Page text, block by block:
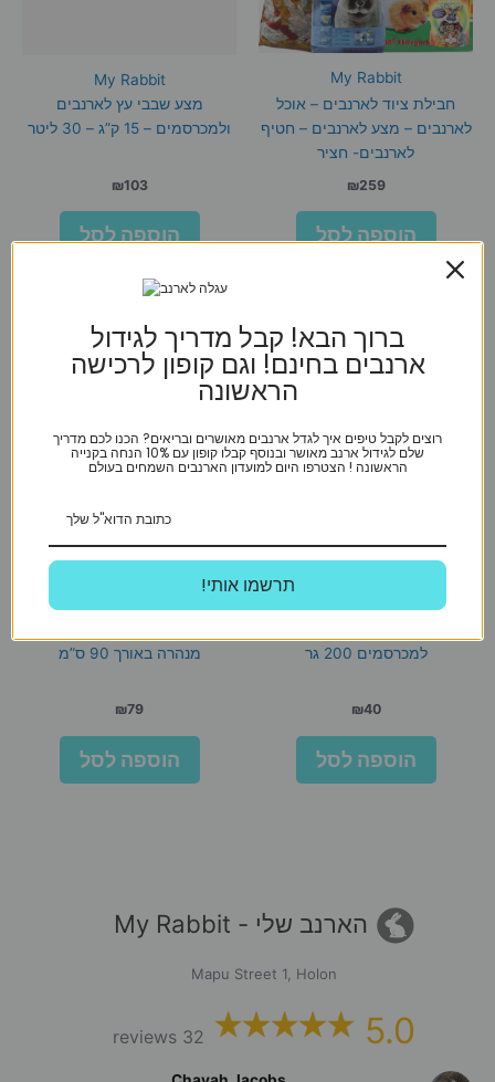
My Rabbit
חבילת ציוד לארנבים – אוכל
לארנבים – מצע לארנבים – חטיף
לארנבים- חציר
₪259
הוספה לסל
My Rabbit
מצע שבבי עץ לארנבים
ולמכרסמים – 15 ק”ג – 30 ליטר
₪103
הוספה לסל
למכרסמים 200 גר
₪40
הוספה לסל
מנהרה באורך 90 ס”מ
₪79
הוספה לסל
הארנב שלי - My Rabbit
Mapu Street 1, Holon
5.0
32 reviews
ברוך הבא! קבל מדריך לגידול
ארנבים בחינם! וגם קופון לרכישה
הראשונה
רוצים לקבל טיפים איך לגדל ארנבים מאושרים ובריאים? הכנו לכם מדריך
שלם לגידול ארנב מאושר ובנוסף קבלו קופון עם 10% הנחה בקנייה
הראשונה ! הצטרפו היום למועדון הארנבים השמחים בעולם
!תרשמו אותי